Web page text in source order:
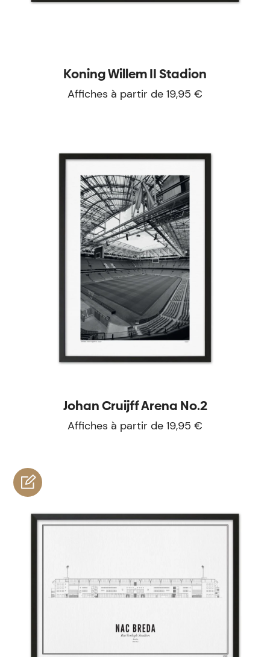
Koning Willem II Stadion
Affiches à partir de 19,95 €
Johan Cruijff Arena No.2
Affiches à partir de 19,95 €